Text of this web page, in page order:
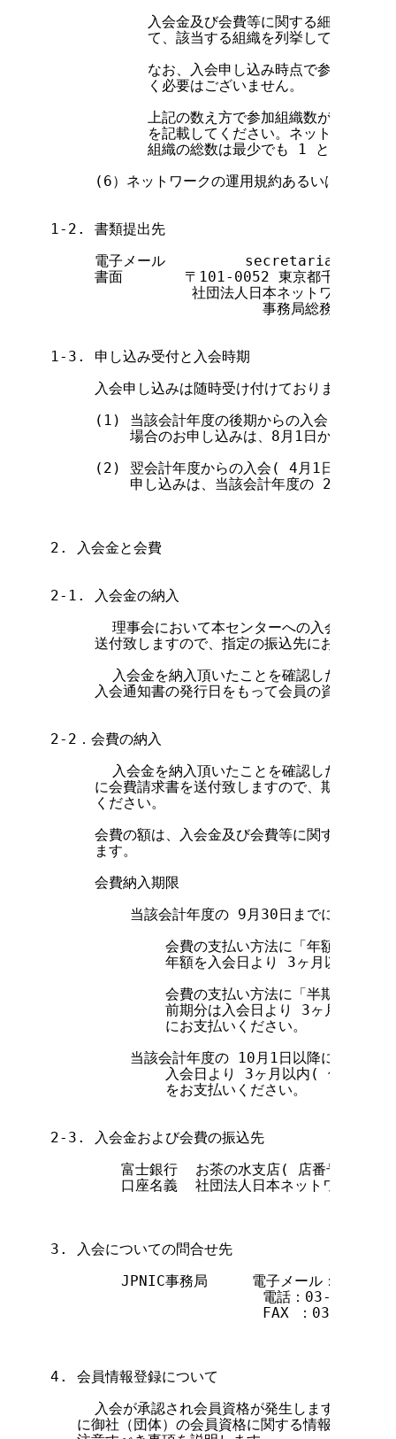
入会金及び会費等に関する細則(*2)（
て、該当する組織を列挙してください
なお、入会申し込み時点で参加が予定
           く必要はございません。
上記の数え方で参加組織数が 0 にな
を記載してください。ネットワークを
組織の総数は最少でも 1 となります
(6）ネットワークの運用規約あるいはそれと
1-2. 書類提出先
     電子メール         secretariat@nic
書面       〒101-0052 東京都千代田区神
社団法人日本ネットワークイン
                        事務局総務部
1-3. 申し込み受付と入会時期
入会申し込みは随時受け付けておりますが、次
(1) 当該会計年度の後期からの入会( 10月1
場合のお申し込みは、8月1日から受け付
(2) 翌会計年度からの入会( 4月1日以降の入
申し込みは、当該会計年度の 2月1日か
2. 入会金と会費
2-1. 入会金の納入
理事会において本センターへの入会が認め
送付致しますので、指定の振込先にお振り込み
入会金を納入頂いたことを確認したのち、
入会通知書の発行日をもって会員の資格が生る
2-2．会費の納入
入会金を納入頂いたことを確認したのち、
に会費請求書を送付致しますので、期限内に指
     ください。
会費の額は、入会金及び会費等に関する細則
     ます。
     会費納入期限
当該会計年度の 9月30日までに入会され
会費の支払い方法に「年額一括払い
年額を入会日より 3ヶ月以内にお支
会費の支払い方法に「半期分割払い
前期分は入会日より 3ヶ月以内に
             にお支払いください。
当該会計年度の 10月1日以降に入会され
入会日より 3ヶ月以内( 但し、当
             をお支払いください。
2-3. 入会金および会費の振込先
富士銀行  お茶の水支店( 店番号：
口座名義  社団法人日本ネットワークイン
3. 入会についての問合せ先
JPNIC事務局     電子メール：
電話：03-5297-
FAX ：03-5297-
4. 会員情報登録について
入会が承認され会員資格が発生しますと、
に御社（団体）の会員資格に関する情報を登録い